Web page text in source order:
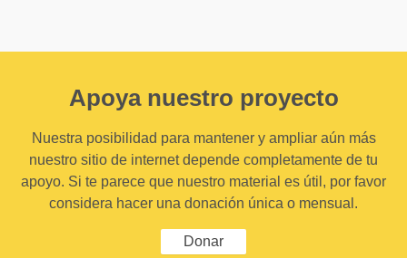
Apoya nuestro proyecto
Nuestra posibilidad para mantener y ampliar aún más
nuestro sitio de internet depende completamente de tu
apoyo. Si te parece que nuestro material es útil, por favor
considera hacer una donación única o mensual.
Donar